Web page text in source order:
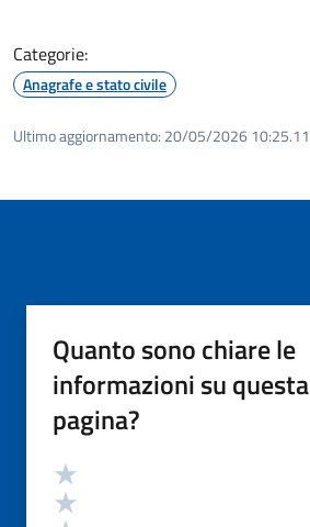
Categorie:
Anagrafe e stato civile
Ultimo aggiornamento: 20/05/2026 10:25.11
Quanto sono chiare le
informazioni su questa
pagina?
Valutazione